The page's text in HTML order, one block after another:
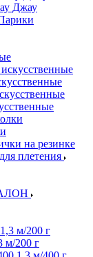
Джау
на резинке
плетения
м/200 г